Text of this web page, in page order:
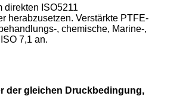
direkten ISO5211
herabzusetzen. Verstärkte PTFE-
, chemische, Marine-,
7,1 an.
der gleichen Druckbedingung,